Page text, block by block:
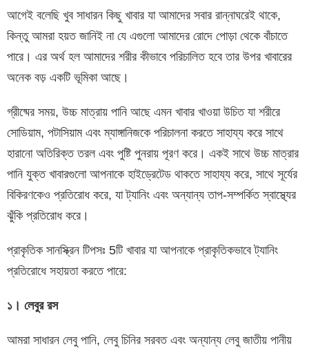
আগেই বলেছি খুব সাধারন কিছু খাবার যা আমাদের সবার রান্নাঘরেই থাকে,
কিন্তু আমরা হয়ত জানিই না যে এগুলো আমাদের রোদে পোড়া থেকে বাঁচাতে
পারে। এর অর্থ হল আমাদের শরীর কীভাবে পরিচালিত হবে তার উপর খাবারের
অনেক বড় একটি ভূমিকা আছে।
গ্রীষ্মের সময়, উচ্চ মাত্রায় পানি আছে এমন খাবার খাওয়া উচিত যা শরীরে
সোডিয়াম, পটাসিয়াম এবং ম্যাঙ্গানিজকে পরিচালনা করতে সাহায্য করে সাথে
হারানো অতিরিক্ত তরল এবং পুষ্টি পুনরায় পূরণ করে। একই সাথে উচ্চ মাত্রার
পানি যুক্ত খাবারগুলো আপনাকে হাইড্রেটেড থাকতে সাহায্য করে, সাথে সূর্যের
বিকিরণকেও প্রতিরোধ করে, যা ট্যানিং এবং অন্যান্য তাপ-সম্পর্কিত স্বাস্থ্যের
ঝুঁকি প্রতিরোধ করে।
প্রাকৃতিক সানস্ক্রিন টিপসঃ 5টি খাবার যা আপনাকে প্রাকৃতিকভাবে ট্যানিং
প্রতিরোধে সহায়তা করতে পারে:
১। লেবুর রস
আমরা সাধারন লেবু পানি, লেবু চিনির সরবত এবং অন্যান্য লেবু জাতীয় পানীয়